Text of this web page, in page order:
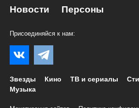
Новости Персоны
Присоединяйся к нам:
Звезды Кино ТВ и сериалы
Музыка